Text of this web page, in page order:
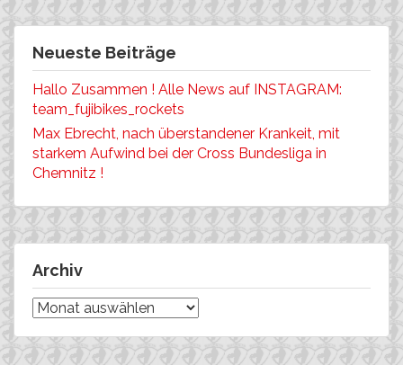
Neueste Beiträge
Hallo Zusammen ! Alle News auf INSTAGRAM:
team_fujibikes_rockets
Max Ebrecht, nach überstandener Krankeit, mit
starkem Aufwind bei der Cross Bundesliga in
Chemnitz !
Archiv
Archiv